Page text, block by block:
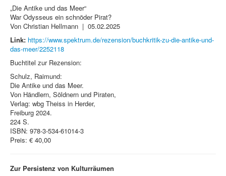
„Die Antike und das Meer“
War Odysseus ein schnöder Pirat?
Von Christian Hellmann | 05.02.2025
Link: https://www.spektrum.de/rezension/buchkritik-zu-die-antike-und-
das-meer/2252118
Buchtitel zur Rezension:
Schulz, Raimund:
Die Antike und das Meer.
Von Händlern, Söldnern und Piraten,
Verlag: wbg Theiss in Herder,
Freiburg 2024.
224 S.
ISBN: 978-3-534-61014-3
Preis: € 40,00
Zur Persistenz von Kulturräumen